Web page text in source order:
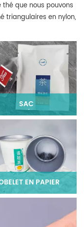
que nous pouvons
triangulaires en nylon,
d'étanchéité PE en
SAC
TRIANGLE
EN PAPIER
POUR LE THÉ